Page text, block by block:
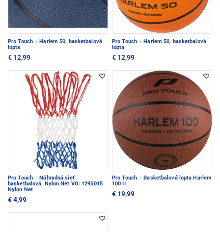
Pro Touch · Harlem 50, basketbalová
lopta
€ 12,99
Pro Touch · Harlem 50, basketbalová
lopta
€ 12,99
Pro Touch · Náhradná sieť
basketbalová, Nylon Net VG: 1295015
Nylon Net
€ 4,99
Pro Touch · Basketbalová lopta Harlem
100 II
€ 19,99